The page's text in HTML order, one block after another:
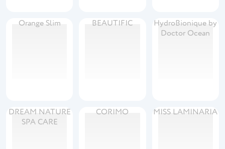
Orange Slim BEAUTIFIC
HydroBionique by
Doctor Ocean
DREAM NATURE
SPA CARE
CORIMO MISS LAMINARIA